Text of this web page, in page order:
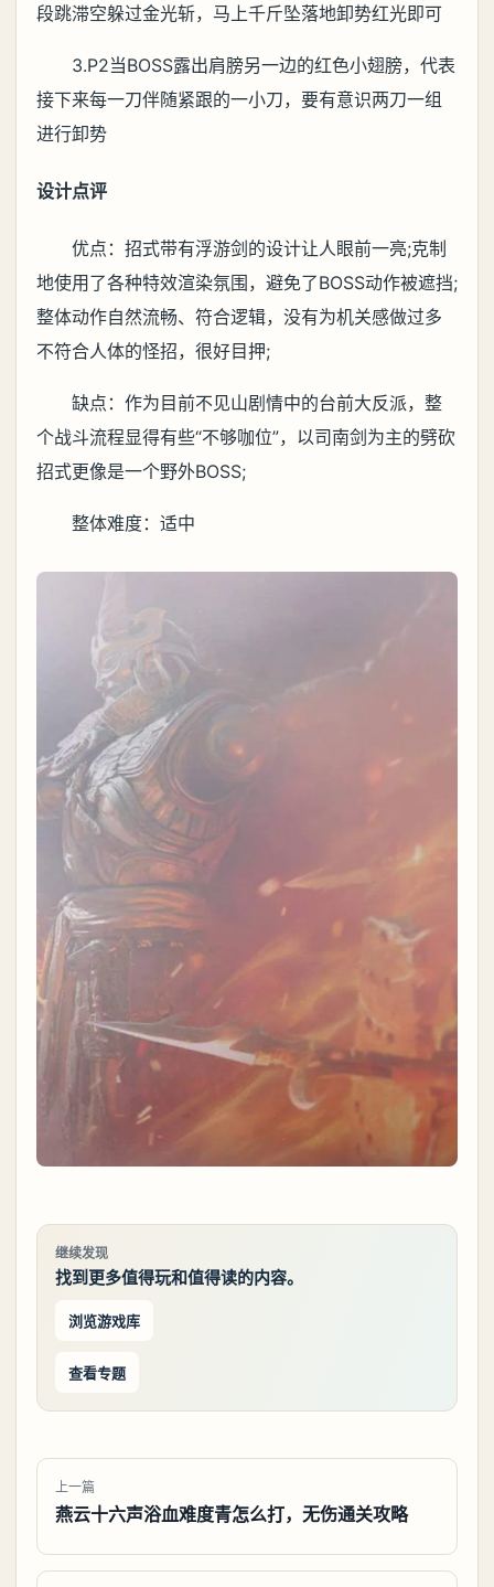
段跳滞空躲过金光斩，马上千斤坠落地卸势红光即可
3.P2当BOSS露出肩膀另一边的红色小翅膀，代表
接下来每一刀伴随紧跟的一小刀，要有意识两刀一组
进行卸势
设计点评
优点：招式带有浮游剑的设计让人眼前一亮;克制
地使用了各种特效渲染氛围，避免了BOSS动作被遮挡;
整体动作自然流畅、符合逻辑，没有为机关感做过多
不符合人体的怪招，很好目押;
缺点：作为目前不见山剧情中的台前大反派，整
个战斗流程显得有些“不够咖位”，以司南剑为主的劈砍
招式更像是一个野外BOSS;
整体难度：适中
继续发现
找到更多值得玩和值得读的内容。
浏览游戏库
查看专题
上一篇
燕云十六声浴血难度青怎么打，无伤通关攻略